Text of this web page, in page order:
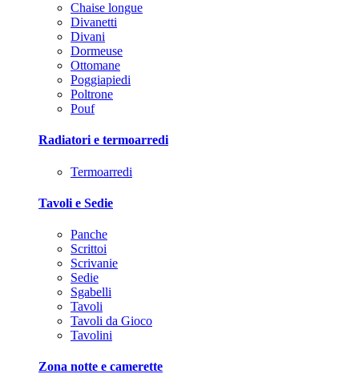
Chaise longue
Divanetti
Divani
Dormeuse
Ottomane
Poggiapiedi
Poltrone
Pouf
Radiatori e termoarredi
Termoarredi
Tavoli e Sedie
Panche
Scrittoi
Scrivanie
Sedie
Sgabelli
Tavoli
Tavoli da Gioco
Tavolini
Zona notte e camerette